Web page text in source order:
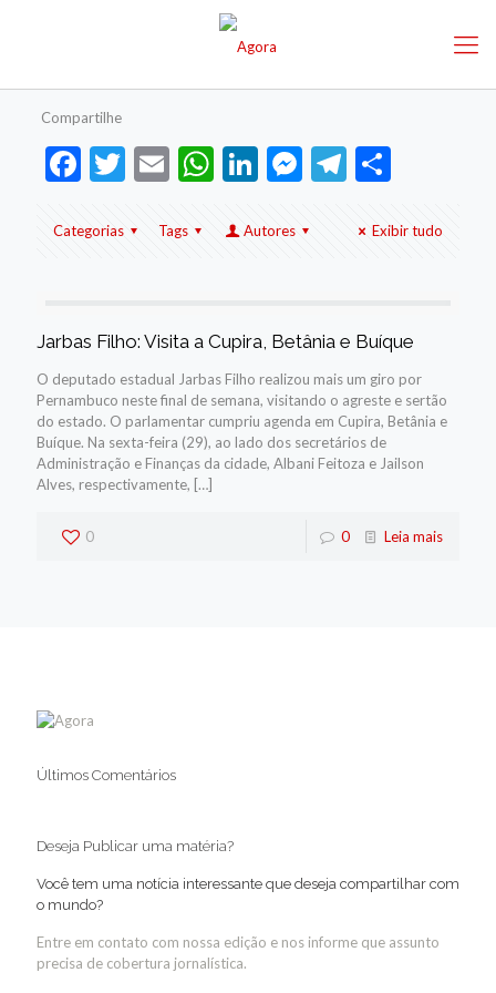
Compartilhe
Facebook
Twitter
EmailWhatsApp
LinkedIn
Messenger
Telegram
Share
Categorias Tags Autores Exibir tudo
Jarbas Filho: Visita a Cupira, Betânia e Buíque
O deputado estadual Jarbas Filho realizou mais um giro por
Pernambuco neste final de semana, visitando o agreste e sertão
do estado. O parlamentar cumpriu agenda em Cupira, Betânia e
Buíque. Na sexta-feira (29), ao lado dos secretários de
Administração e Finanças da cidade, Albani Feitoza e Jailson
Alves, respectivamente, […]
0 0 Leia mais
Últimos Comentários
Deseja Publicar uma matéria?
Você tem uma notícia interessante que deseja compartilhar com
o mundo?
Entre em contato com nossa edição e nos informe que assunto
precisa de cobertura jornalística.